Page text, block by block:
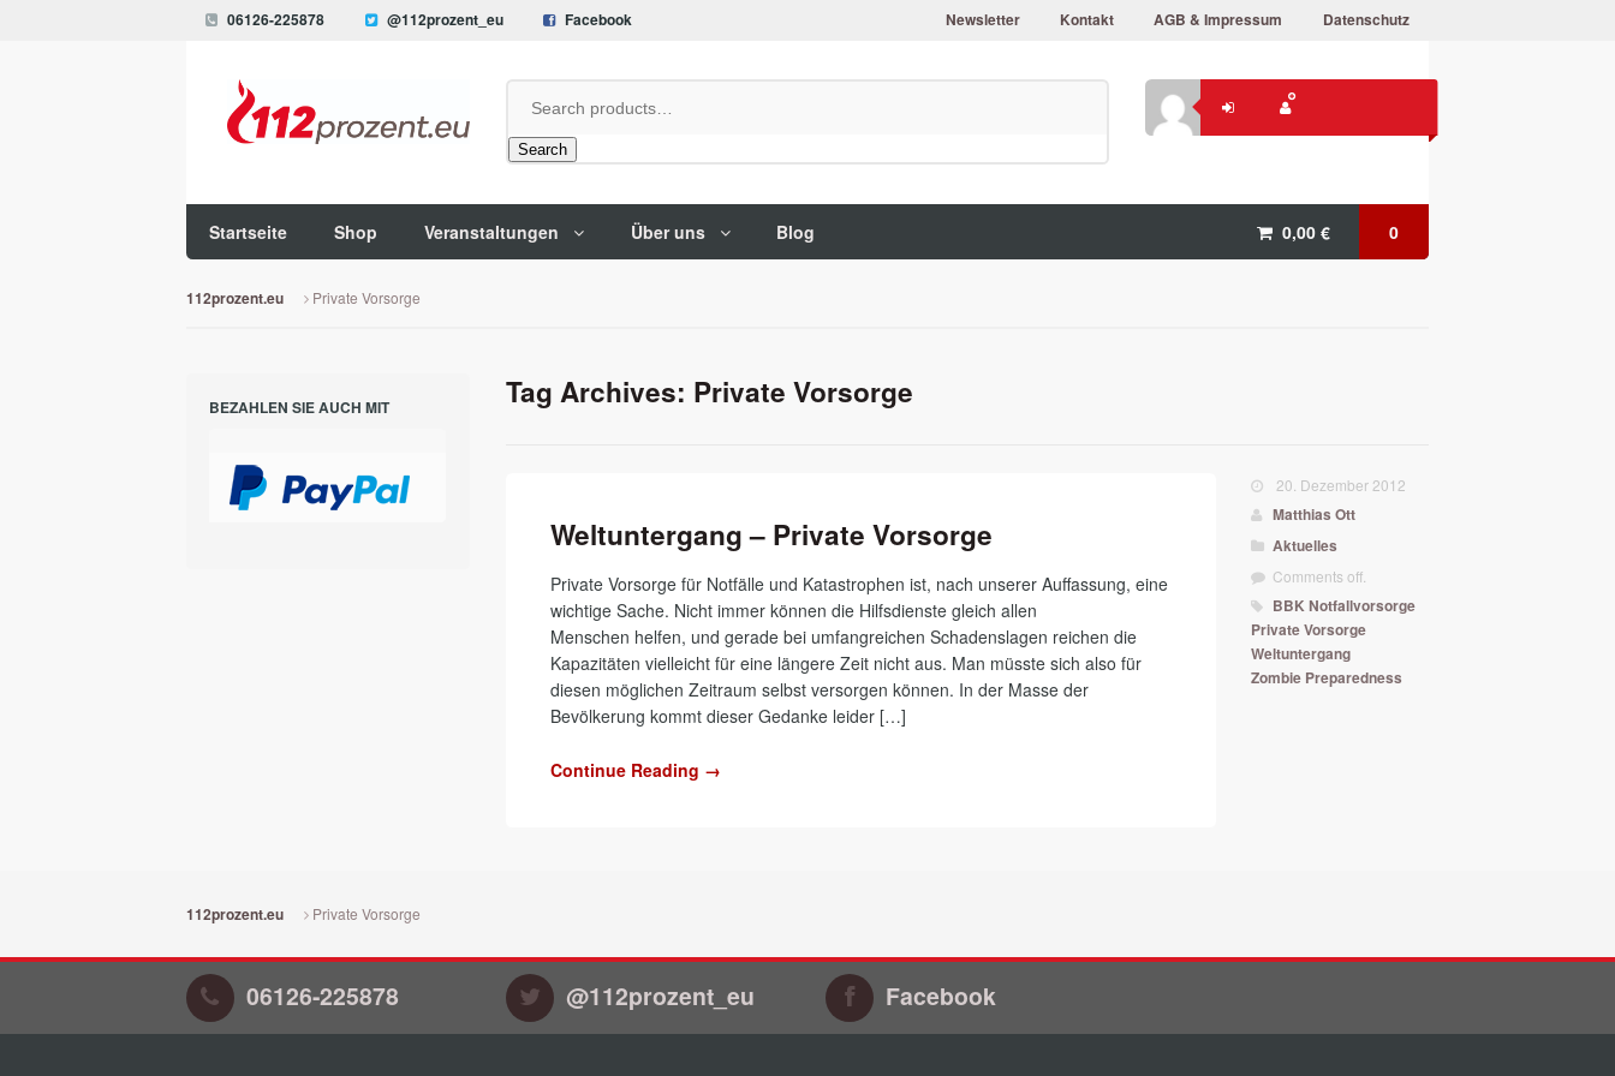
06126-225878 @112prozent_eu Facebook Newsletter Kontakt AGB & Impressum Datenschutz
Search
0,00 € 0
Startseite Shop Veranstaltungen Über uns Blog
112prozent.eu Private Vorsorge
Tag Archives: Private Vorsorge
Weltuntergang – Private Vorsorge
Private Vorsorge für Notfälle und Katastrophen ist, nach unserer Auffassung, eine
wichtige Sache. Nicht immer können die Hilfsdienste gleich allen
Menschen helfen, und gerade bei umfangreichen Schadenslagen reichen die
Kapazitäten vielleicht für eine längere Zeit nicht aus. Man müsste sich also für
diesen möglichen Zeitraum selbst versorgen können. In der Masse der
Bevölkerung kommt dieser Gedanke leider […]
Continue Reading →
20. Dezember 2012
Matthias Ott
Aktuelles
Comments off.
BBKNotfallvorsorge
Private Vorsorge
Weltuntergang
Zombie Preparedness
BEZAHLEN SIE AUCH MIT
112prozent.eu Private Vorsorge
06126-225878 @112prozent_eu Facebook